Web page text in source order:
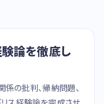
論を徹底し
係の批判、帰納問題、